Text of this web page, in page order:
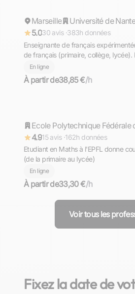
Répond rapidement
Marseille
Université de
5.030 avis ·383h données
Enseignante de français
de français (primaire, collège, lycée).
brevet et au bac français.
En ligne
À partir de38,85 €/h
Répond rapidement
4.915 avis ·162h données
Etudiant en Maths à l'EPFL donne
(de la primaire au lycée)
En ligne
À partir de33,30 €/h
Voir tous les
Fixez la date de